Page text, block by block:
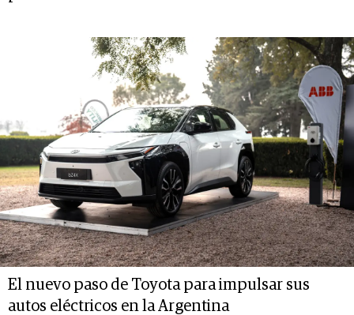
El nuevo paso de Toyota para impulsar sus
autos eléctricos en la Argentina